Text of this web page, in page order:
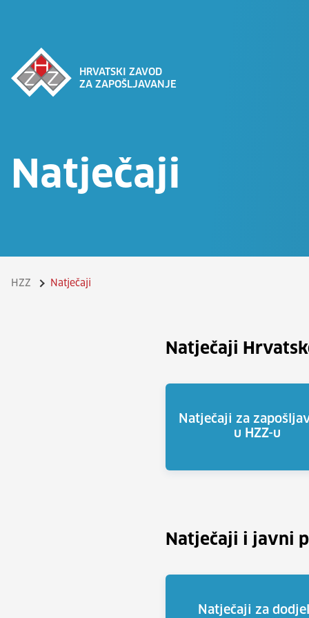
HRVATSKI ZAVOD
ZA ZAPOŠLJAVANJE
Natječaji
HZZ Natječaji
Natječaji
Natječaji za
u HZZ-u
Natječaji i javni
Natječaji za